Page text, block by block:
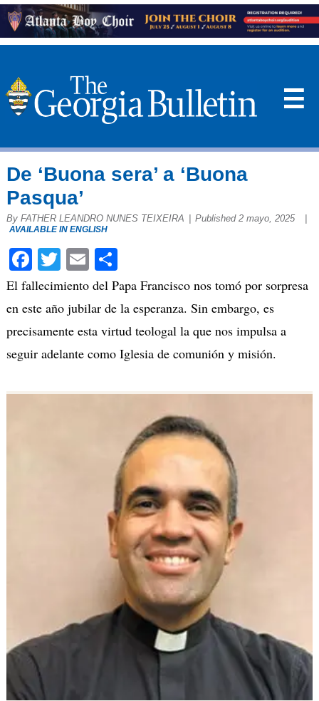
☰
De ‘Buona sera’ a ‘Buona
Pasqua’
By FATHER LEANDRO NUNES TEIXEIRA Published 2 mayo, 2025
AVAILABLE IN ENGLISH
Facebook
Twitter
EmailCompartir
El fallecimiento del Papa Francisco nos tomó por sorpresa
en este año jubilar de la esperanza. Sin embargo, es
precisamente esta virtud teologal la que nos impulsa a
seguir adelante como Iglesia de comunión y misión.